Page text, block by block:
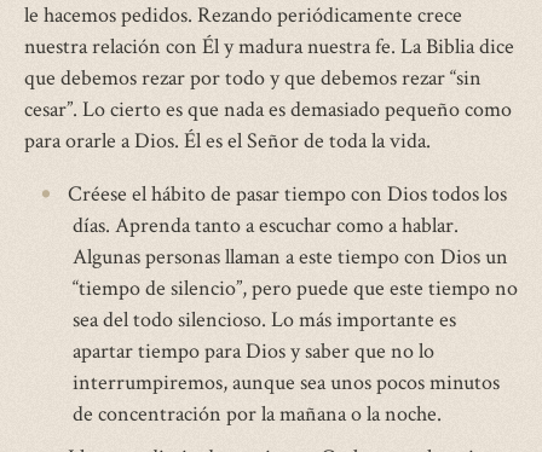
le hacemos pedidos. Rezando periódicamente crece
nuestra relación con Él y madura nuestra fe. La Biblia dice
que debemos rezar por todo y que debemos rezar “sin
cesar”. Lo cierto es que nada es demasiado pequeño como
para orarle a Dios. Él es el Señor de toda la vida.
Créese el hábito de pasar tiempo con Dios todos los
días. Aprenda tanto a escuchar como a hablar.
Algunas personas llaman a este tiempo con Dios un
“tiempo de silencio”, pero puede que este tiempo no
sea del todo silencioso. Lo más importante es
apartar tiempo para Dios y saber que no lo
interrumpiremos, aunque sea unos pocos minutos
de concentración por la mañana o la noche.